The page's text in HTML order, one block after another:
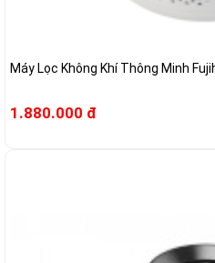
Máy Lọc Không Khí Thông Minh
1.880.000 đ